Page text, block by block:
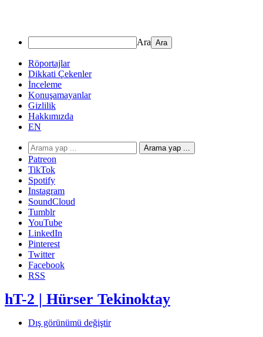
Ara
Röportajlar
Dikkati Çekenler
İnceleme
Konuşamayanlar
Gizlilik
Hakkımızda
EN
Arama yap ...
Patreon
TikTok
Spotify
Instagram
SoundCloud
Tumblr
YouTube
LinkedIn
Pinterest
Twitter
Facebook
RSS
hT-2 | Hürser Tekinoktay
Dış görünümü değiştir